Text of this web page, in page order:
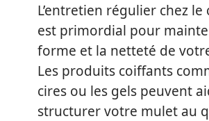
L’entretien régulier chez
est primordial pour
forme et la netteté de
Les produits coiffants
cires ou les gels peuvent
structurer votre mulet au